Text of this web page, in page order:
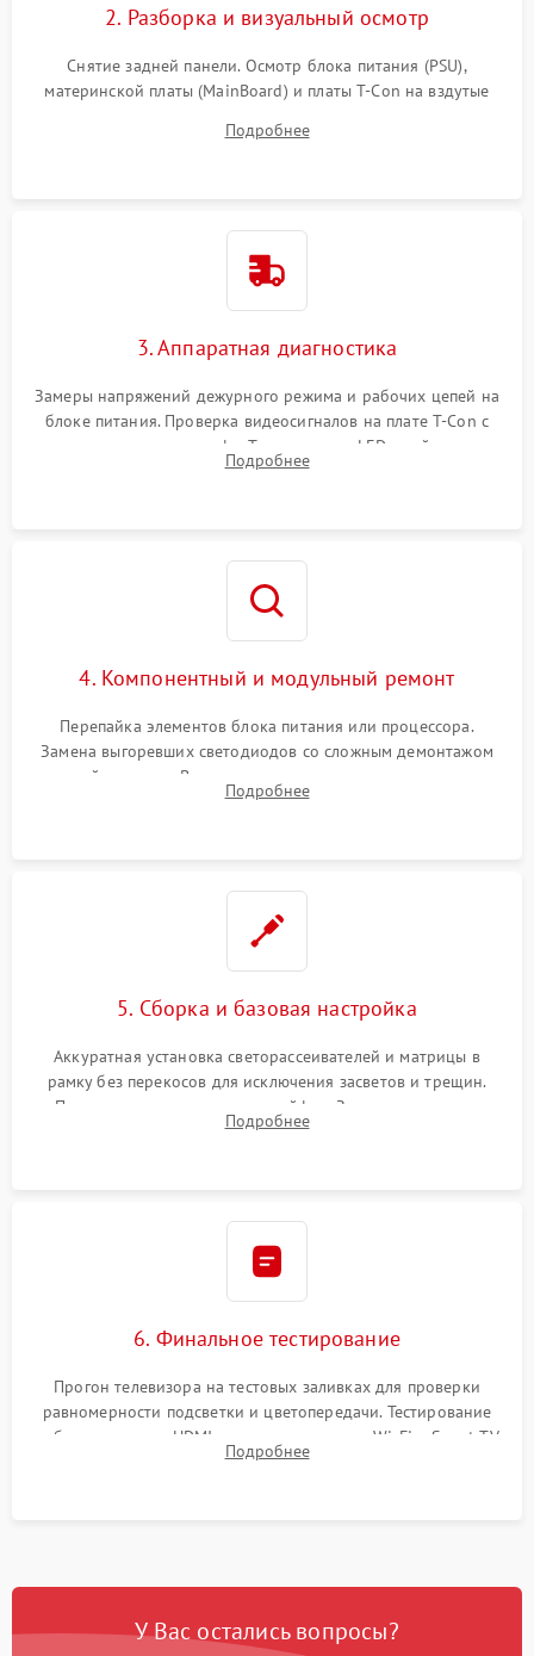
2. Разборка и визуальный осмотр
Снятие задней панели. Осмотр блока питания (PSU),
материнской платы (MainBoard) и платы T-Con на вздутые
Проверка надежности фиксации и целостности шлейфов.
Подробнее
3. Аппаратная диагностика
Замеры напряжений дежурного режима и рабочих цепей на
блоке питания. Проверка видеосигналов на плате T-Con с
помощью осциллографа. Тестирование LED-драйвера и
светодиодных планок подсветки мультиметром.
Подробнее
4. Компонентный и модульный ремонт
Перепайка элементов блока питания или процессора.
Замена выгоревших светодиодов со сложным демонтажом
хрупкой матрицы. Восстановление поврежденных дорожек,
прошивка микросхем памяти EEPROM
Подробнее
5. Сборка и базовая настройка
Аккуратная установка светорассеивателей и матрицы в
рамку без перекосов для исключения засветов и трещин.
Подключение внутренних шлейфов. Закрытие корпуса.
Сброс настроек и обновление программного обеспечения.
Подробнее
6. Финальное тестирование
Прогон телевизора на тестовых заливках для проверки
равномерности подсветки и цветопередачи. Тестирование
работы разъемов HDMI, динамиков, модуля Wi-Fi и Smart TV
в рабочем режиме в течение нескольких часов.
Подробнее
У Вас остались вопросы?